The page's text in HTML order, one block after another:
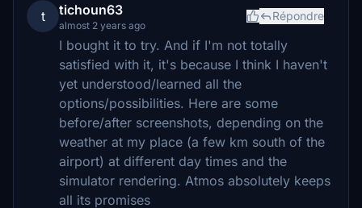
t tichoun63
almost 2 years ago
Répondre
I bought it to try. And if I'm not totally
satisfied with it, it's because I think I haven't
yet understood/learned all the
options/possibilities. Here are some
before/after screenshots, depending on the
weather at my place (a few km south of the
airport) at different day times and the
simulator rendering. Atmos absolutely keeps
all its promises